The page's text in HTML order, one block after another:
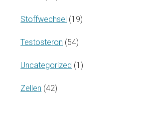
Stoffwechsel (19)
Testosteron (54)
Uncategorized (1)
Zellen (42)